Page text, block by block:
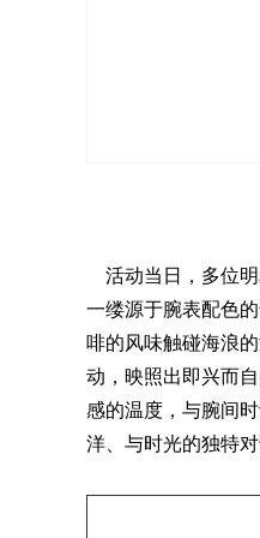
活动当日，多位明
一缕源于腕表配色
啡的风味触碰海浪
动，映照出即兴而
感的温度，与腕间
洋、与时光的独特对